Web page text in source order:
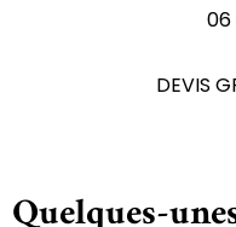
06
DEVIS
Quelques-